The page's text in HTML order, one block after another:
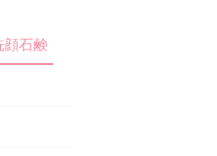
顔石鹸